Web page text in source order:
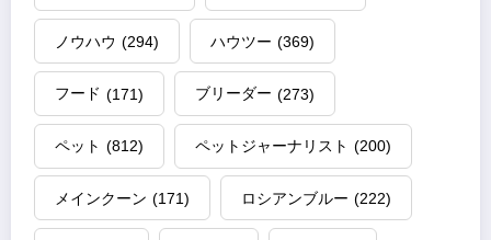
ノウハウ (294) ハウツー (369)
フード (171) ブリーダー (273)
ペット (812) ペットジャーナリスト (200)
メインクーン (171) ロシアンブルー (222)